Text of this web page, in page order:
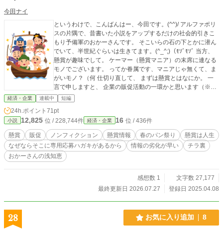
今田ナイ
というわけで、こんばんはー、今田です。(^^)/ アルファポリ
スの片隅で、昔書いた小説をアップするだけの社会的引きこ
もり予備軍のおかーさんです。 そこいらの石の下とかに潜ん
でいて、半世紀ぐらいは生きてます。(^_^;)（ﾓｿﾞﾓｿﾞ 当方、
懸賞が趣味でして。 ケーマー（懸賞マニア）の末席に連なる
モノでございます。 ってか眷属です、マニアじゃ無くて、ま
がいモノ？（何 仕切り直して、 まずは懸賞とはなにか。 一
言で申しますと、 企業の販促活動の一環かと思います（※個
人の感想です） 昔はバーコードを集めて官製ハガキをデコっ
て貼り付けて応募って感じでしたが、 （春のパン祭りシール
はいまだに昔ながらですが。(^_^;)） いまはもう半分以上
は、レシート懸賞（購入証明）でWeb応募（応募方法）って
感じになっておりましてですね。昔ながらのバーコードが捨
てられなくて、無駄なゴミ山と化しております。 いまはもう
ない懸賞の昔話とか、最新の懸賞事情とかを織り交ぜて だら
だらと記述していけたらなぁと思っております。 アメブロで
な感じで、アルファポリスの片隅でひっそりやらせて頂きま
すので、 どうぞお目こぼしくださいませ。(-人-) ★2025/10/6
付：んんっ⁉ お気に入りといいねが付いてる……だとッ⁉(^_
^;) って、エールも貰ってた！！！ もやは誰も読む人など
いないと思ってましたが、お読み頂き誠にありがとうござい
経済・企業 連載中 短編
24h.ポイント 71pt
小説 12,825 位 / 228,744件 経済・企業 16 位 / 436件
懸賞 販促 ノンフィクション 懸賞情報 春のパン祭り
懸賞は人生
なぜならそこに専用応募ハガキがあるから
情報の劣化が早い
チラ裏
おかーさんの浅知恵
感想数 1
文字数 27,177
最終更新日 2026.07.27
登録日 2025.04.08
28 お気に入り追加 8